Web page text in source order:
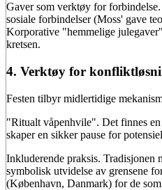
Gaver som verktøy for
sosiale forbindelser (Moss' gave
Korporative "hemmelige
kretsen.
4. Verktøy for
Festen tilbyr midlertidige
"Ritualt våpenhvile". Det finnes
skaper en sikker pause for
Inkluderende praksis.
symbolisk utvidelse av grensene
(København, Danmark) for de